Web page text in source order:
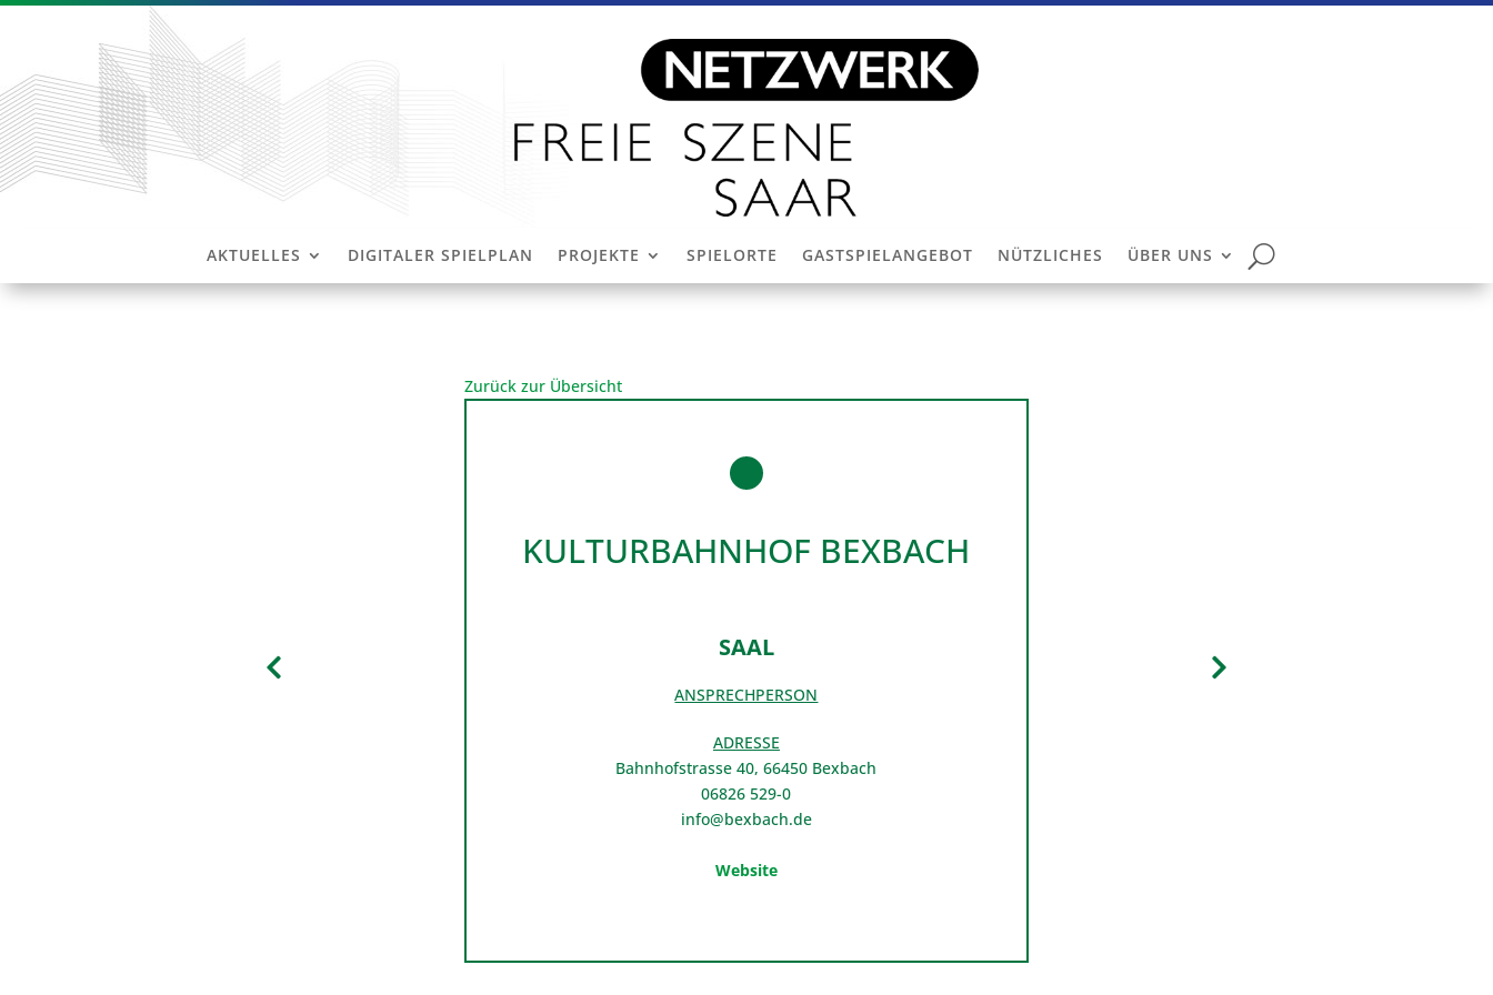
AKTUELLES DIGITALER SPIELPLAN PROJEKTE SPIELORTE GASTSPIELANGEBOT NÜTZLICHES ÜBER UNS
Zurück zur Übersicht
KULTURBAHNHOF BEXBACH
SAAL
ANSPRECHPERSON
ADRESSE
Bahnhofstrasse 40, 66450 Bexbach
06826 529-0
info@bexbach.de
Website